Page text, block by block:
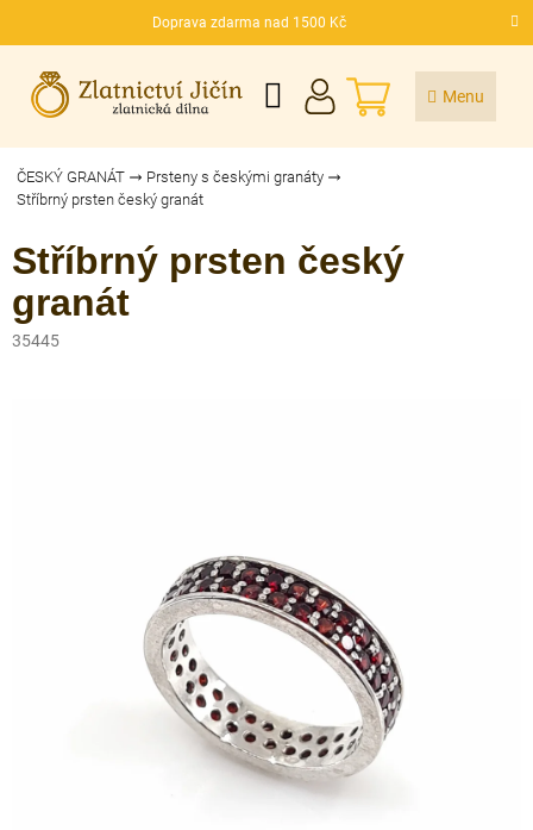
Doprava zdarma nad 1500 Kč
CZK
NÁKUPNÍ
KOŠÍK
ČESKÝ GRANÁT
Prsteny s českými granáty
Stříbrný prsten český granát
Stříbrný prsten český
granát
35445